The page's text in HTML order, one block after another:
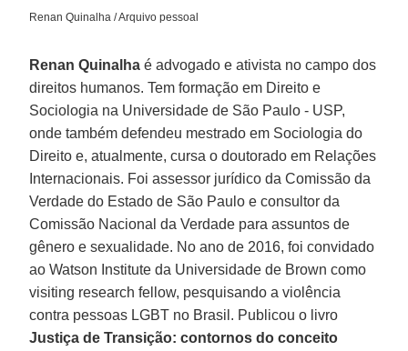
Renan Quinalha / Arquivo pessoal
Renan Quinalha é advogado e ativista no campo dos
direitos humanos. Tem formação em Direito e
Sociologia na Universidade de São Paulo - USP,
onde também defendeu mestrado em Sociologia do
Direito e, atualmente, cursa o doutorado em Relações
Internacionais. Foi assessor jurídico da Comissão da
Verdade do Estado de São Paulo e consultor da
Comissão Nacional da Verdade para assuntos de
gênero e sexualidade. No ano de 2016, foi convidado
ao Watson Institute da Universidade de Brown como
visiting research fellow, pesquisando a violência
contra pessoas LGBT no Brasil. Publicou o livro
Justiça de Transição: contornos do conceito